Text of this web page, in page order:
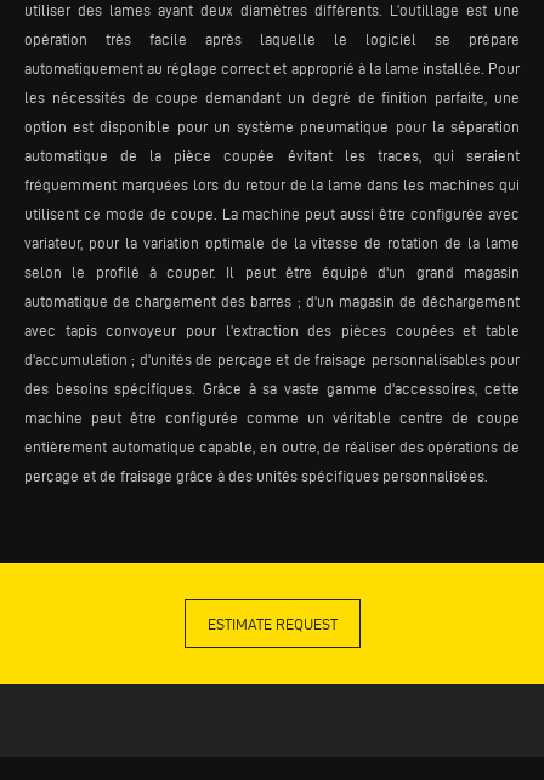
utiliser des lames ayant deux diamètres différents. L’outillage est une
opération très facile après laquelle le logiciel se prépare
automatiquement au réglage correct et approprié à la lame installée. Pour
les nécessités de coupe demandant un degré de finition parfaite, une
option est disponible pour un système pneumatique pour la séparation
automatique de la pièce coupée évitant les traces, qui seraient
fréquemment marquées lors du retour de la lame dans les machines qui
utilisent ce mode de coupe. La machine peut aussi être configurée avec
variateur, pour la variation optimale de la vitesse de rotation de la lame
selon le profilé à couper. Il peut être équipé d'un grand magasin
automatique de chargement des barres ; d'un magasin de déchargement
avec tapis convoyeur pour l'extraction des pièces coupées et table
d'accumulation ; d'unités de perçage et de fraisage personnalisables pour
des besoins spécifiques. Grâce à sa vaste gamme d'accessoires, cette
machine peut être configurée comme un véritable centre de coupe
entièrement automatique capable, en outre, de réaliser des opérations de
perçage et de fraisage grâce à des unités spécifiques personnalisées.
ESTIMATE REQUEST